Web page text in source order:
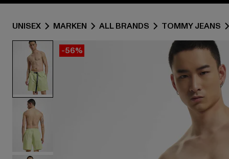
UNISEX MARKEN ALL BRANDS TOMMY JEANS
-56%